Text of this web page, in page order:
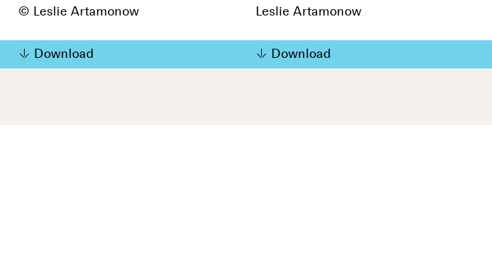
© Leslie Artamonow
Download
Leslie Artamonow
Download